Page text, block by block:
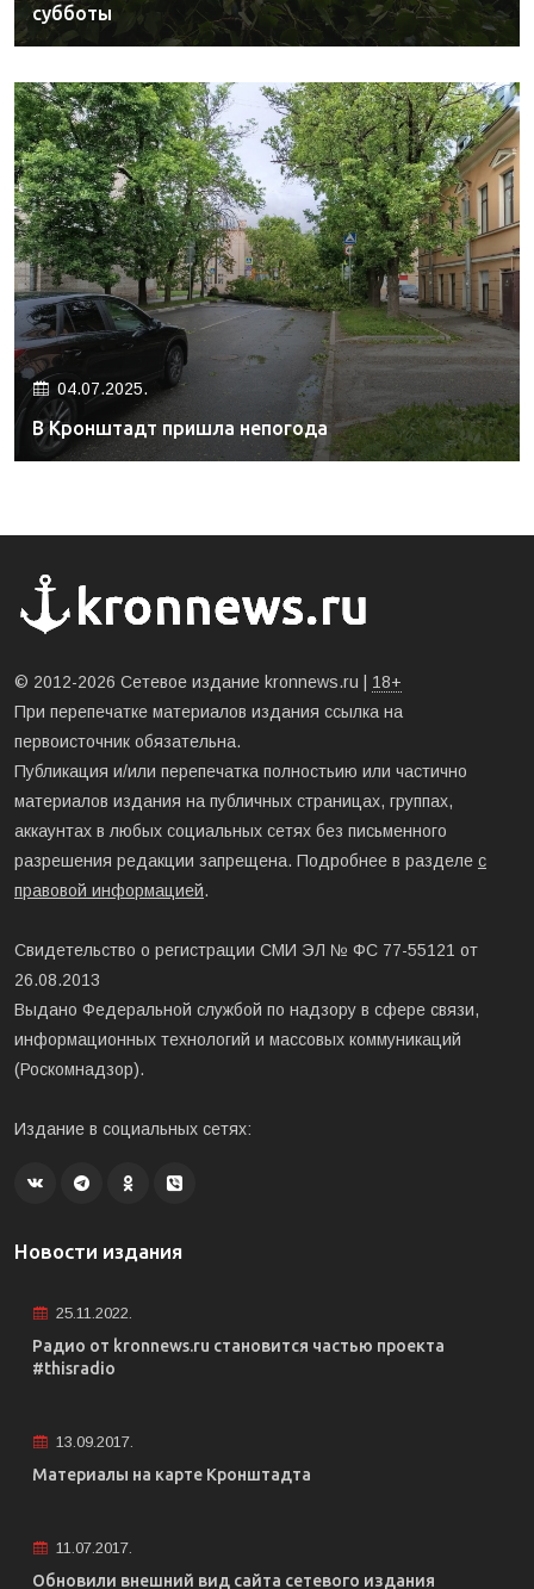
субботы
04.07.2025.
В Кронштадт пришла непогода
© 2012-2026 Сетевое издание kronnews.ru | 18+
При перепечатке материалов издания ссылка на
первоисточник обязательна.
Публикация и/или перепечатка полностьию или частично
материалов издания на публичных страницах, группах,
аккаунтах в любых социальных сетях без письменного
разрешения редакции запрещена. Подробнее в разделе с
правовой информацией.
Свидетельство о регистрации СМИ ЭЛ № ФС 77-55121 от
26.08.2013
Выдано Федеральной службой по надзору в сфере связи,
информационных технологий и массовых коммуникаций
(Роскомнадзор).
Издание в социальных сетях:
Новости издания
25.11.2022.
Радио от kronnews.ru становится частью проекта
#thisradio
13.09.2017.
Материалы на карте Кронштадта
11.07.2017.
Обновили внешний вид сайта сетевого издания